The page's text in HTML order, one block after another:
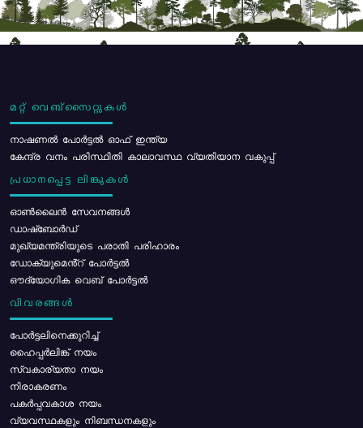
മറ്റ് വെബ്സൈറ്റുകൾ
നാഷണൽ പോർട്ടൽ ഓഫ് ഇന്ത്യ
കേന്ദ്ര വനം പരിസ്ഥിതി കാലാവസ്ഥ വ്യതിയാന വകുപ്പ്
പ്രധാനപ്പെട്ട ലിങ്കുകൾ
ഓൺലൈൻ സേവനങ്ങൾ
ഡാഷ്ബോർഡ്
മുഖ്യമന്ത്രിയുടെ പരാതി പരിഹാരം
ഡോക്യുമെൻ്റ് പോർട്ടൽ
ഔദ്യോഗിക വെബ് പോർട്ടൽ
വിവരങ്ങൾ
പോര്‍ട്ടലിനെക്കുറിച്ച്
ഹൈപ്പർലിങ്ക് നയം
സ്വകാര്യതാ നയം
നിരാകരണം
പകർപ്പവകാശ നയം
വ്യവസ്ഥകളും നിബന്ധനകളും